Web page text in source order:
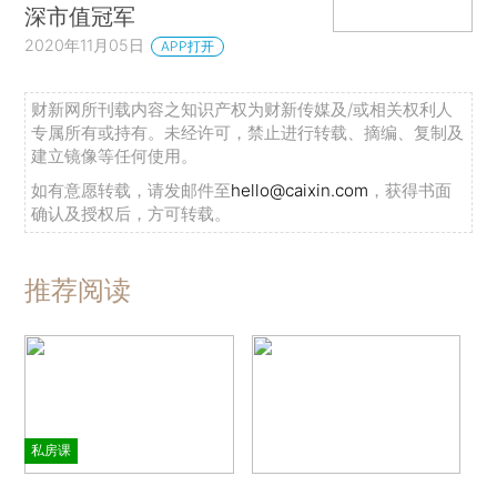
深市值冠军
2020年11月05日 APP打开
财新网所刊载内容之知识产权为财新传媒及/或相关权利人
专属所有或持有。未经许可，禁止进行转载、摘编、复制及
建立镜像等任何使用。
如有意愿转载，请发邮件至hello@caixin.com ，获得书面
确认及授权后，方可转载。
推荐阅读
私房课